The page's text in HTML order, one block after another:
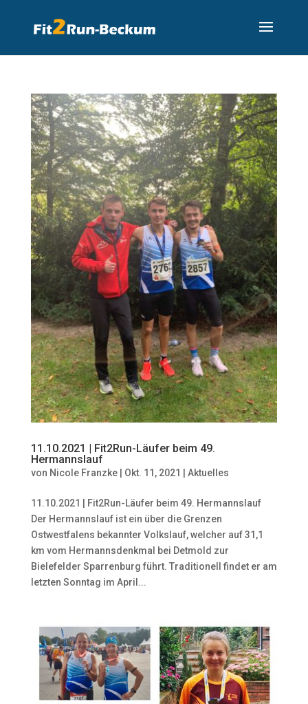
11.10.2021 | Fit2Run-Läufer beim 49.
Hermannslauf
von Nicole Franzke| Okt. 11, 2021 Aktuelles
11.10.2021 | Fit2Run-Läufer beim 49. Hermannslauf
Der Hermannslauf ist ein über die Grenzen
Ostwestfalens bekannter Volkslauf, welcher auf 31,1
km vom Hermannsdenkmal bei Detmold zur
Bielefelder Sparrenburg führt. Traditionell findet er am
letzten Sonntag im April...